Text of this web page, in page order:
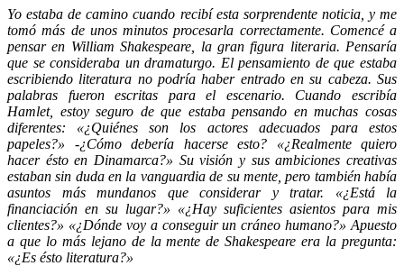
Yo estaba de camino cuando recibí esta sorprendente noticia, y me
tomó más de unos minutos procesarla correctamente. Comencé a
pensar en William Shakespeare, la gran figura literaria. Pensaría
que se consideraba un dramaturgo. El pensamiento de que estaba
escribiendo literatura no podría haber entrado en su cabeza. Sus
palabras fueron escritas para el escenario. Cuando escribía
Hamlet, estoy seguro de que estaba pensando en muchas cosas
diferentes: «¿Quiénes son los actores adecuados para estos
papeles?» -¿Cómo debería hacerse esto? «¿Realmente quiero
hacer ésto en Dinamarca?» Su visión y sus ambiciones creativas
estaban sin duda en la vanguardia de su mente, pero también había
asuntos más mundanos que considerar y tratar. «¿Está la
financiación en su lugar?» «¿Hay suficientes asientos para mis
clientes?» «¿Dónde voy a conseguir un cráneo humano?» Apuesto
a que lo más lejano de la mente de Shakespeare era la pregunta:
«¿Es ésto literatura?»